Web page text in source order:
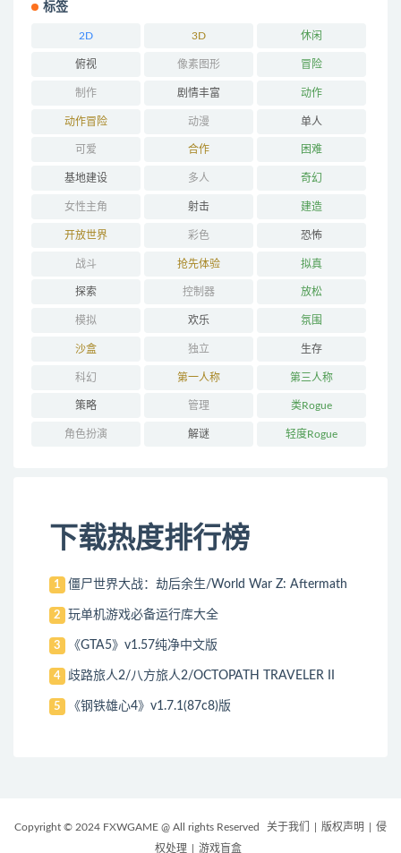
标签
2D 3D 休闲
俯视 像素图形 冒险
制作 剧情丰富 动作
动作冒险 动漫 单人
可爱 合作 困难
基地建设 多人 奇幻
女性主角 射击 建造
开放世界 彩色 恐怖
战斗 抢先体验 拟真
探索 控制器 放松
模拟 欢乐 氛围
沙盒 独立 生存
科幻 第一人称 第三人称
策略 管理 类Rogue
角色扮演 解谜 轻度Rogue
下载热度排行榜
1 僵尸世界大战：劫后余生/World War Z: Aftermath
2 玩单机游戏必备运行库大全
3 《GTA5》v1.57纯净中文版
4 歧路旅人2/八方旅人2/OCTOPATH TRAVELER II
5 《钢铁雄心4》v1.7.1(87c8)版
Copyright © 2024 FXWGAME @ All rights Reserved 关于我们 版权声明
侵
权处理
游戏盲盒